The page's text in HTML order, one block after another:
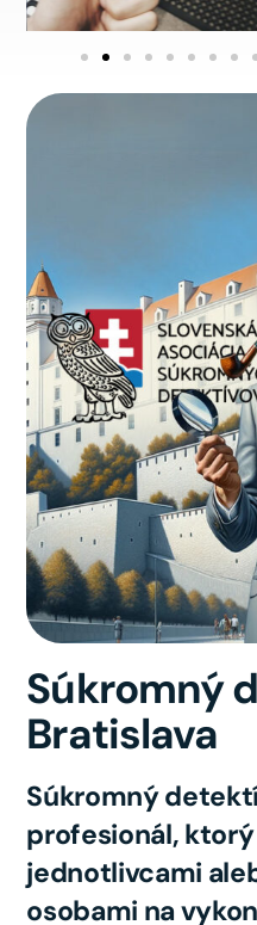
Súkromný
Bratislava
Súkromný
profesionál,
jednotlivcami
osobami na